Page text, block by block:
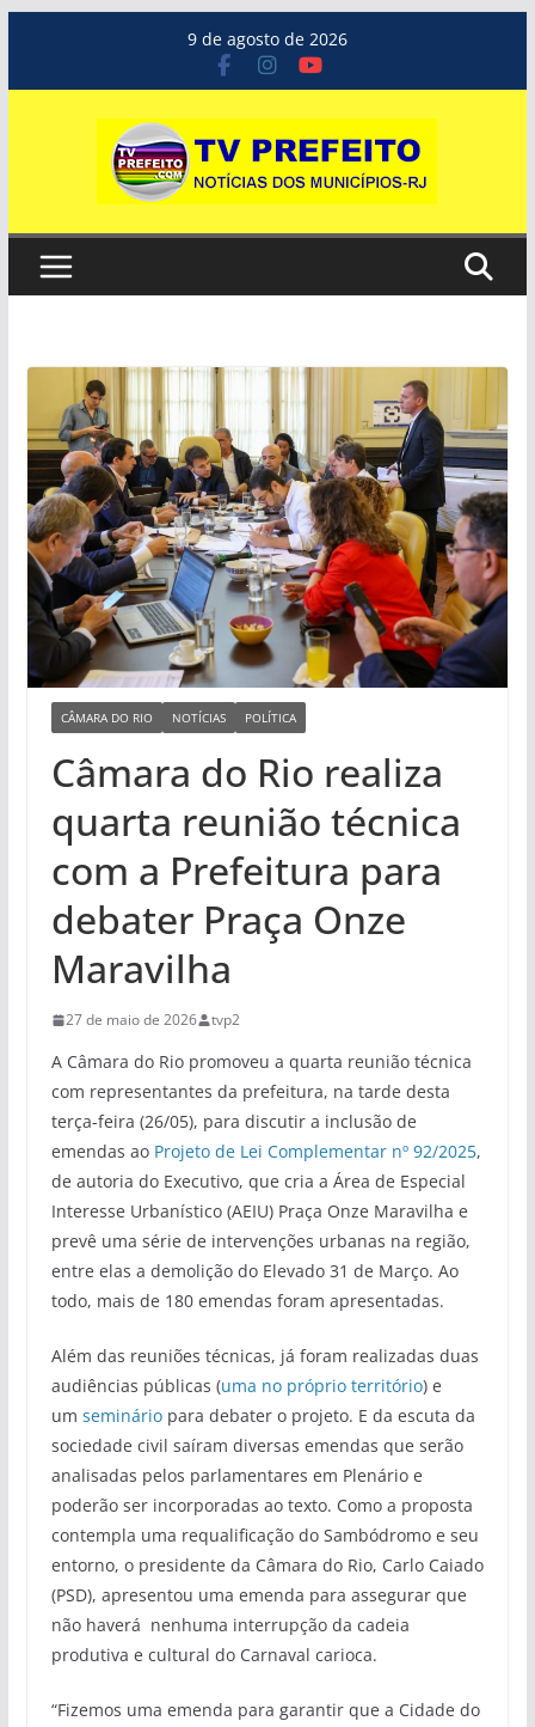
o
9 de agosto de 2026
CÂMARA DO RIO NOTÍCIAS POLÍTICA
Câmara do Rio realiza
quarta reunião técnica
com a Prefeitura para
debater Praça Onze
Maravilha
27 de maio de 2026 tvp2
A Câmara do Rio promoveu a quarta reunião técnica
com representantes da prefeitura, na tarde desta
terça-feira (26/05), para discutir a inclusão de
emendas ao Projeto de Lei Complementar nº 92/2025,
de autoria do Executivo, que cria a Área de Especial
Interesse Urbanístico (AEIU) Praça Onze Maravilha e
prevê uma série de intervenções urbanas na região,
entre elas a demolição do Elevado 31 de Março. Ao
todo, mais de 180 emendas foram apresentadas.
Além das reuniões técnicas, já foram realizadas duas
audiências públicas (uma no próprio território) e
um semináriopara debater o projeto. E da escuta da
sociedade civil saíram diversas emendas que serão
analisadas pelos parlamentares em Plenário e
poderão ser incorporadas ao texto. Como a proposta
contempla uma requalificação do Sambódromo e seu
entorno, o presidente da Câmara do Rio, Carlo Caiado
(PSD), apresentou uma emenda para assegurar que
não haverá nenhuma interrupção da cadeia
produtiva e cultural do Carnaval carioca.
“Fizemos uma emenda para garantir que a Cidade do